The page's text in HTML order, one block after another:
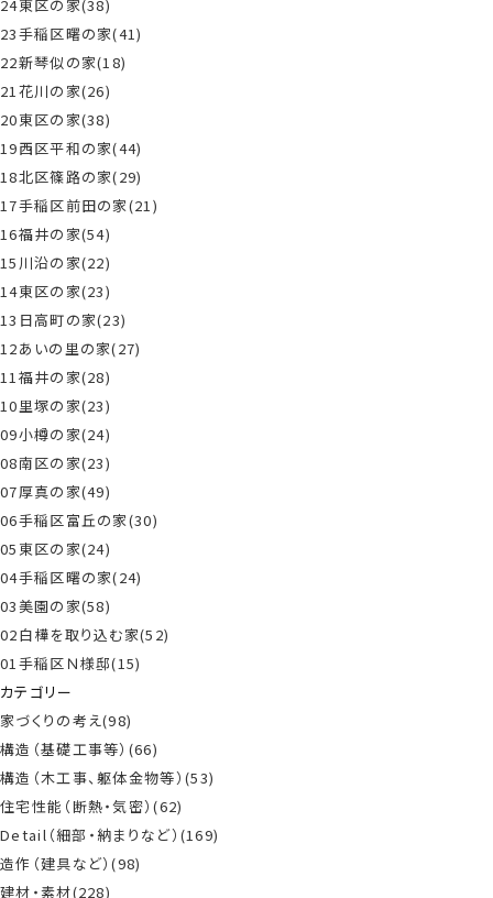
24東区の家(38)
23手稲区曙の家(41)
22新琴似の家(18)
21花川の家(26)
20東区の家(38)
19西区平和の家(44)
18北区篠路の家(29)
17手稲区前田の家(21)
16福井の家(54)
15川沿の家(22)
14東区の家(23)
13日高町の家(23)
12あいの里の家(27)
11福井の家(28)
10里塚の家(23)
09小樽の家(24)
08南区の家(23)
07厚真の家(49)
06手稲区富丘の家(30)
05東区の家(24)
04手稲区曙の家(24)
03美園の家(58)
02白樺を取り込む家(52)
01手稲区Ｎ様邸(15)
カテゴリー
家づくりの考え(98)
構造（基礎工事等）(66)
構造（木工事、躯体金物等）(53)
住宅性能（断熱・気密）(62)
Detail（細部・納まりなど）(169)
造作（建具など）(98)
建材・素材(228)